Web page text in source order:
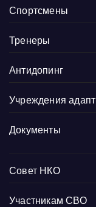
Спортсмены
Тренеры
Антидопинг
Учреждения
Документы
Совет НКО
Участникам СВО